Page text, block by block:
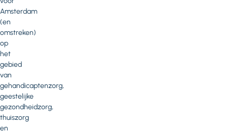
Amsterdam
(en
omstreken)
op
het
gebied
van
gehandicaptenzorg,
geestelijke
gezondheidzorg,
thuiszorg
en